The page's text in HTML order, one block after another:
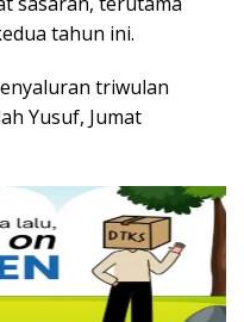
tahun ini.
triwulan
Yusuf, Jumat